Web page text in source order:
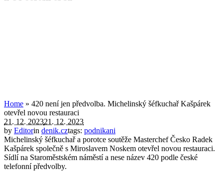
Home » 420 není jen předvolba. Michelinský šéfkuchař Kašpárek
otevřel novou restauraci
21. 12. 202321. 12. 2023
by Editorin denik.cztags: podnikani
Michelinský šéfkuchař a porotce soutěže Masterchef Česko Radek
Kašpárek společně s Miroslavem Noskem otevřel novou restauraci.
Sídlí na Staroměstském náměstí a nese název 420 podle české
telefonní předvolby.